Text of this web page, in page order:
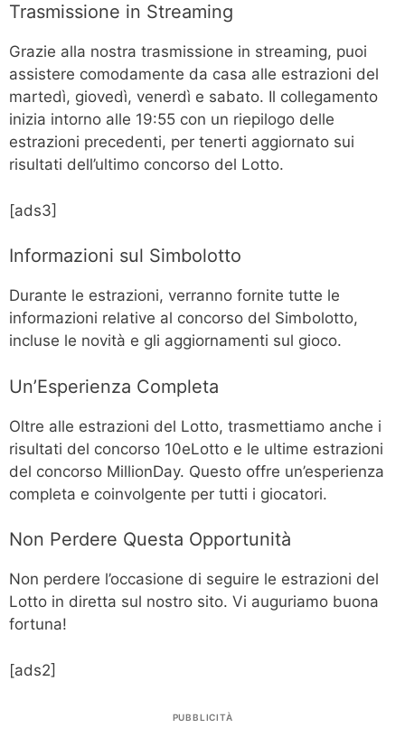
Trasmissione in Streaming
Grazie alla nostra trasmissione in streaming, puoi
assistere comodamente da casa alle estrazioni del
martedì, giovedì, venerdì e sabato. Il collegamento
inizia intorno alle 19:55 con un riepilogo delle
estrazioni precedenti, per tenerti aggiornato sui
risultati dell’ultimo concorso del Lotto.
[ads3]
Informazioni sul Simbolotto
Durante le estrazioni, verranno fornite tutte le
informazioni relative al concorso del Simbolotto,
incluse le novità e gli aggiornamenti sul gioco.
Un’Esperienza Completa
Oltre alle estrazioni del Lotto, trasmettiamo anche i
risultati del concorso 10eLotto e le ultime estrazioni
del concorso MillionDay. Questo offre un’esperienza
completa e coinvolgente per tutti i giocatori.
Non Perdere Questa Opportunità
Non perdere l’occasione di seguire le estrazioni del
Lotto in diretta sul nostro sito. Vi auguriamo buona
fortuna!
[ads2]
PUBBLICITÀ